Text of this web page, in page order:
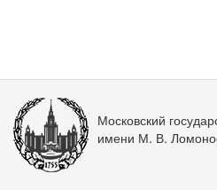
Московский
имени М. В.